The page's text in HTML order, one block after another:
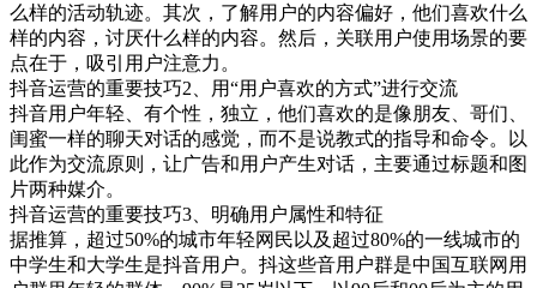
么样的活动轨迹。其次，了解用户的内容偏好，他们喜欢什么
样的内容，讨厌什么样的内容。然后，关联用户使用场景的要
点在于，吸引用户注意力。
抖音运营的重要技巧2、用“用户喜欢的方式”进行交流
抖音用户年轻、有个性，独立，他们喜欢的是像朋友、哥们、
闺蜜一样的聊天对话的感觉，而不是说教式的指导和命令。以
此作为交流原则，让广告和用户产生对话，主要通过标题和图
片两种媒介。
抖音运营的重要技巧3、明确用户属性和特征
据推算，超过50%的城市年轻网民以及超过80%的一线城市的
中学生和大学生是抖音用户。抖这些音用户群是中国互联网用